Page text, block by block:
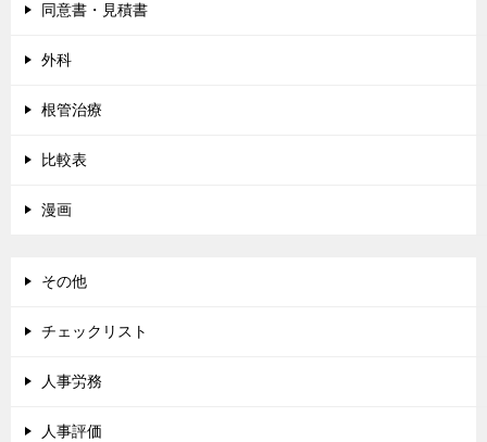
同意書・見積書
外科
根管治療
比較表
漫画
その他
チェックリスト
人事労務
人事評価